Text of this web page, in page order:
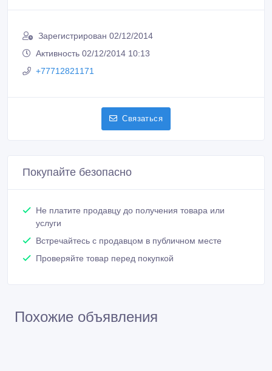
Зарегистрирован 02/12/2014
Активность 02/12/2014 10:13
+77712821171
Связаться
Покупайте безопасно
Не платите продавцу до получения товара или
услуги
Встречайтесь с продавцом в публичном месте
Проверяйте товар перед покупкой
Похожие объявления